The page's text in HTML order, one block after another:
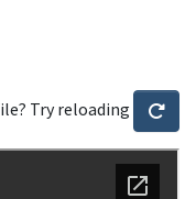
Try reloading